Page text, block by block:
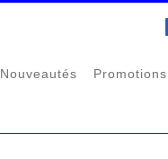
Nouveautés Promotions